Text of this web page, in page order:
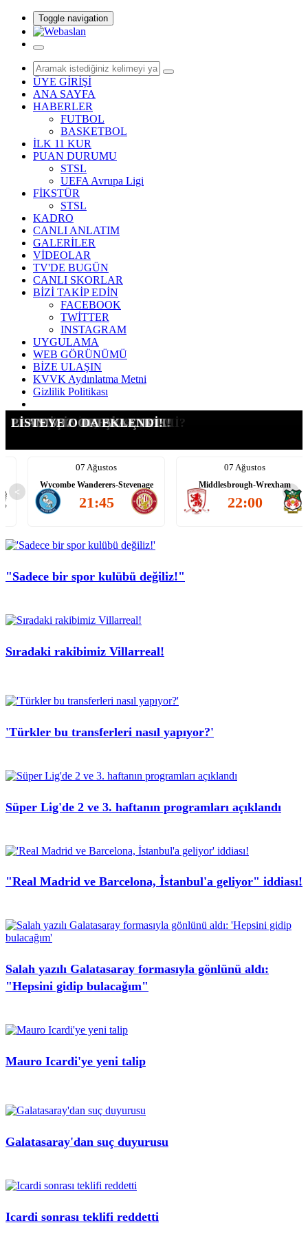
Toggle navigation
ÜYE GİRİŞİ
ANA SAYFA
HABERLER
FUTBOL
BASKETBOL
İLK 11 KUR
PUAN DURUMU
STSL
UEFA Avrupa Ligi
FİKSTÜR
STSL
KADRO
CANLI ANLATIM
GALERİLER
VİDEOLAR
TV'DE BUGÜN
CANLI SKORLAR
BİZİ TAKİP EDİN
FACEBOOK
TWİTTER
INSTAGRAM
UYGULAMA
WEB GÖRÜNÜMÜ
BİZE ULAŞIN
KVVK Aydınlatma Metni
Gizlilik Politikası
G.SARAY İÇİN ŞOK KARAR
SÜRPRİZ ADAY: SALIS!
TRANSFERİ YASAKLANDI!
KALACAK MI, GİDECEK Mİ?
LEAO İÇİN ATEŞİ YAKTIK!
PLANIMIZ ORTAYA ÇIKTI!
LİSTEYE O DA EKLENDİ!
<
07 Ağustos
Wycombe Wanderers-Stevenage
21:45
07 Ağustos
Middlesbrough-Wrexham
22:00
>
"Sadece bir spor kulübü değiliz!"
Sıradaki rakibimiz Villarreal!
'Türkler bu transferleri nasıl yapıyor?'
Süper Lig'de 2 ve 3. haftanın programları açıklandı
"Real Madrid ve Barcelona, İstanbul'a geliyor" iddiası!
Salah yazılı Galatasaray formasıyla gönlünü aldı:
"Hepsini gidip bulacağım"
Mauro Icardi'ye yeni talip
Galatasaray'dan suç duyurusu
Icardi sonrası teklifi reddetti